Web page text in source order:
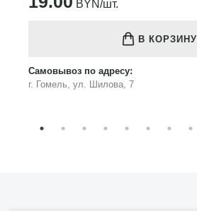
BYN/шт.
В КОРЗИНУ
Самовывоз по адресу:
г. Гомель, ул. Шилова, 7